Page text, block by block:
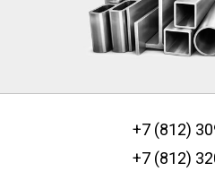
+7 (812)
+7 (812)